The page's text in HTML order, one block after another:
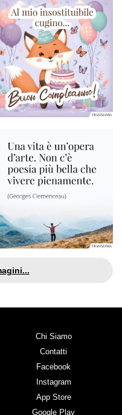
Chi Siamo
Contatti
Facebook
Instagram
App Store
Google Play